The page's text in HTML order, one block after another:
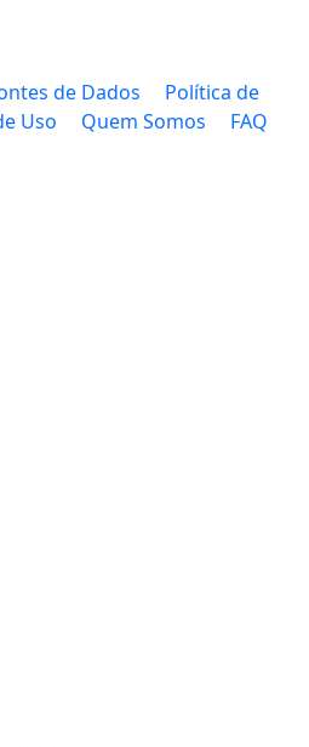
de Dados
Política de
Uso Quem Somos FAQ